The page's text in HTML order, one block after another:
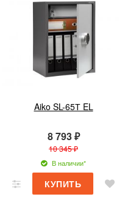
Aiko SL-65Т EL
8 793 ₽
10 345 ₽
В наличии*